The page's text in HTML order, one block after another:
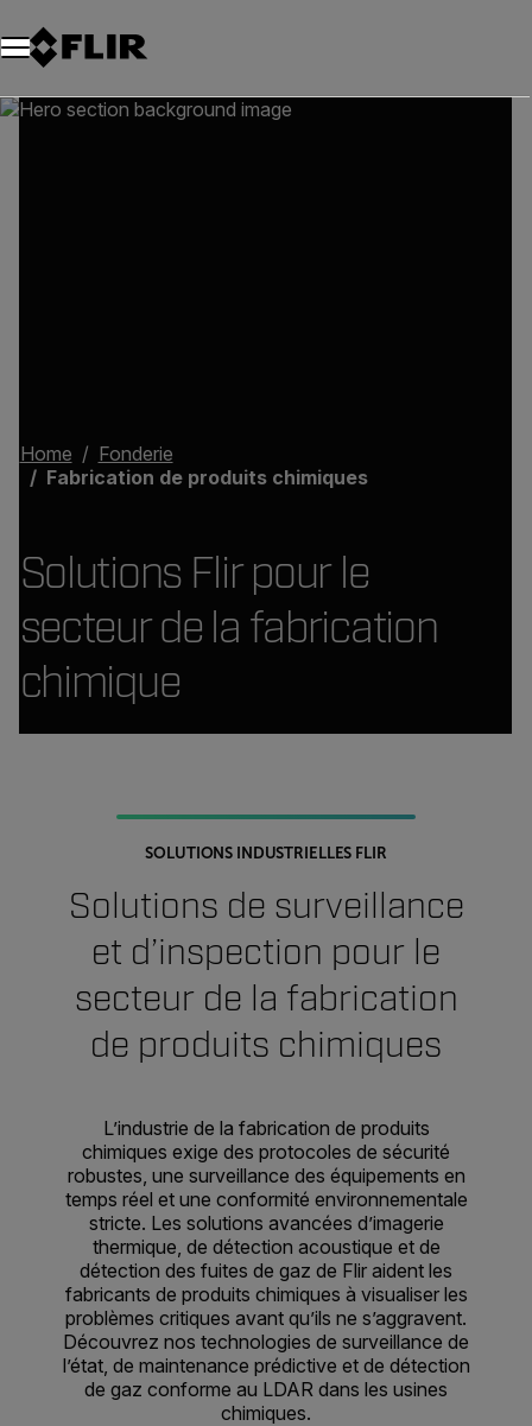
Unread messages
Modèle
Supprimer
articles
article
Ajouter au panier
Ajouté au panier
Home
Fonderie
Fabrication de produits chimiques
Solutions Flir pour le
secteur de la fabrication
chimique
SOLUTIONS INDUSTRIELLES FLIR
Solutions de surveillance
et d’inspection pour le
secteur de la fabrication
de produits chimiques
L’industrie de la fabrication de produits
chimiques exige des protocoles de sécurité
robustes, une surveillance des équipements en
temps réel et une conformité environnementale
stricte. Les solutions avancées d’imagerie
thermique, de détection acoustique et de
détection des fuites de gaz de Flir aident les
fabricants de produits chimiques à visualiser les
problèmes critiques avant qu’ils ne s’aggravent.
Découvrez nos technologies de surveillance de
l’état, de maintenance prédictive et de détection
de gaz conforme au LDAR dans les usines
chimiques.